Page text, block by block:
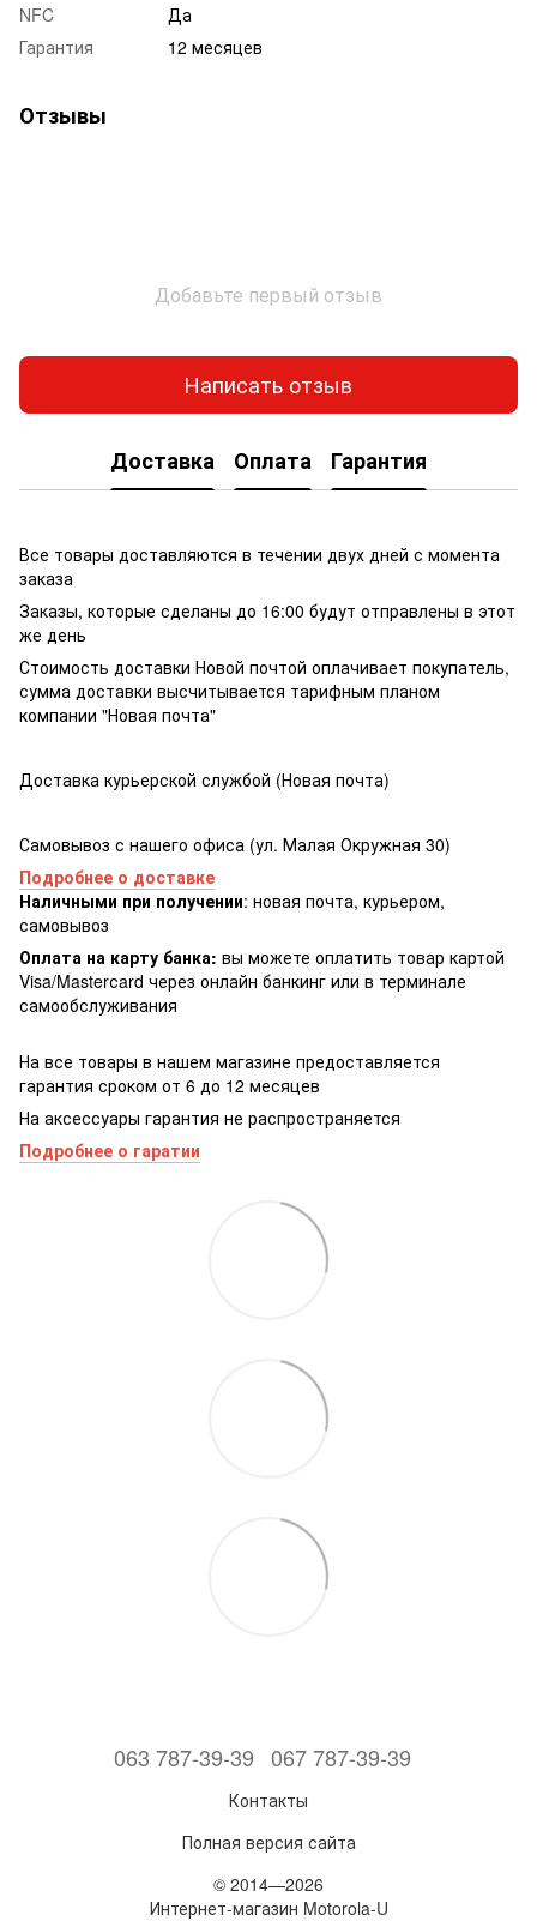
NFC
Да
Гарантия
12 месяцев
Отзывы
Добавьте первый отзыв
Написать отзыв
Доставка Оплата Гарантия
Все товары доставляются в течении двух дней с момента
заказа
Заказы, которые сделаны до 16:00 будут отправлены в этот
же день
Стоимость доставки Новой почтой оплачивает покупатель,
сумма доставки высчитывается тарифным планом
компании "Новая почта"
Доставка курьерской службой (Новая почта)
Самовывоз с нашего офиса (ул. Малая Окружная 30)
Подробнее о доставке
Наличными при получении: новая почта, курьером,
самовывоз
Оплата на карту банка: вы можете оплатить товар картой
Visa/Masterсard через онлайн банкинг или в терминале
самообслуживания
На все товары в нашем магазине предоставляется
гарантия сроком от 6 до 12 месяцев
На аксессуары гарантия не распространяется
Подробнее о гаратии
063 787-39-39 067 787-39-39
Контакты
Полная версия сайта
© 2014—2026
Интернет-магазин Motorola-U